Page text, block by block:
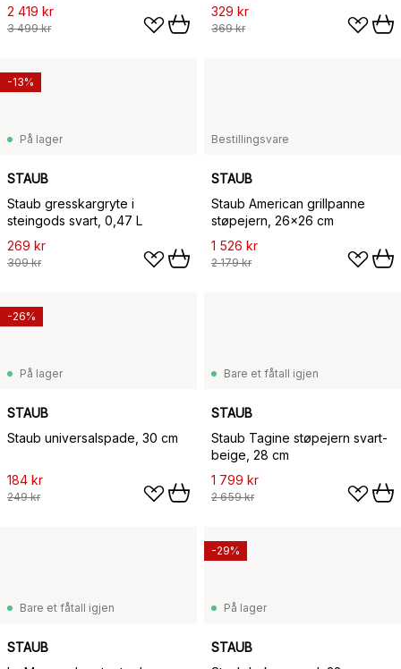
2 419 kr
3 499 kr
329 kr
369 kr
På lager
STAUB
Staub gresskargryte i
steingods svart, 0,47 L
269 kr
309 kr
-13%
Bestillingsvare
STAUB
Staub American grillpanne
støpejern, 26x26 cm
1 526 kr
2 179 kr
På lager
STAUB
Staub universalspade, 30 cm
184 kr
249 kr
-26%
Bare et fåtall igjen
STAUB
Staub Tagine støpejern svart-
beige, 28 cm
1 799 kr
2 659 kr
Bare et fåtall igjen
STAUB
På lager
STAUB
-29%